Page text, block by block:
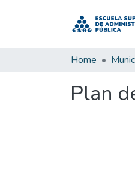
Home
Plan